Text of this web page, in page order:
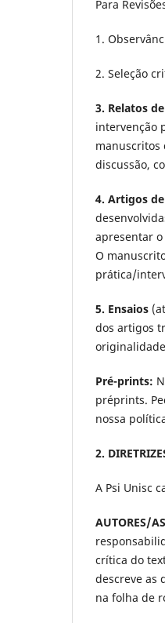
Para
1.
2. Seleção
3. Relatos
intervenção
manuscritos
discussão,
4. Artigos
apresentar
O
prática/
5. Ensaios
dos artigos
Pré-prints:
préprints.
nossa
2.
A Psi Unisc
AUTORES/
crítica do
descreve as
na folha de